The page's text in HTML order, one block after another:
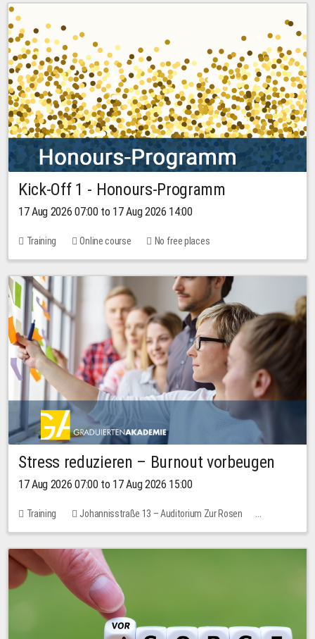
Kick-Off 1 - Honours-Programm
17 Aug 2026 07:00 to 17 Aug 2026 14:00
Training Online course No free places
Stress reduzieren – Burnout vorbeugen
17 Aug 2026 07:00 to 17 Aug 2026 15:00
Training
Johannisstraße 13 – Auditorium Zur Rosen
2 places
10.00 EUR